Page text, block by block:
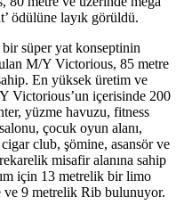
ödülüne layık görüldü.
süper yat konseptinin
M/Y Victorious, 85 metre
En yüksek üretim ve
Victorious’un içerisinde 200
yüzme havuzu, fitness
çocuk oyun alanı,
club, şömine, asansör ve
misafir alanına sahip
için 13 metrelik bir limo
ve 9 metrelik Rib bulunuyor.